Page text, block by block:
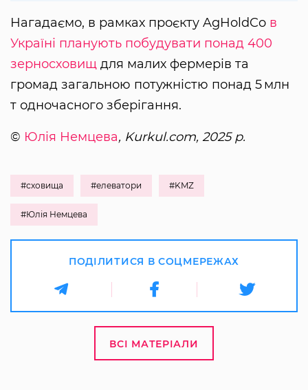
Нагадаємо, в рамках проєкту AgHoldCo в
Україні планують побудувати понад 400
зерносховищ для малих фермерів та
громад загальною потужністю понад 5 млн
т одночасного зберігання.
© Юлія Немцева, Kurkul.com, 2025 р.
#сховища #елеватори #KMZ
#Юлія Немцева
ПОДІЛИТИСЯ В СОЦМЕРЕЖАХ
ВСІ МАТЕРІАЛИ